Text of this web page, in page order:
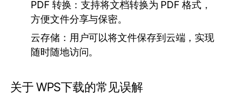
PDF 转换：支持将文档转换为 PDF 格式，
方便文件分享与保密。
云存储： 用户可以将文件保存到云端，实现
随时随地访问。
关于 WPS下载的常见误解